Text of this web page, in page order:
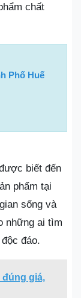
chất
Phố Huế
biết đến
phẩm tại
sống và
những ai tìm
đáo.
đúng giá,